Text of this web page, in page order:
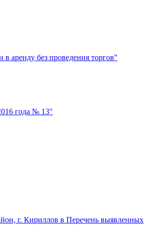
аренду без проведения торгов"
года № 13"
г. Кириллов в Перечень выявленных